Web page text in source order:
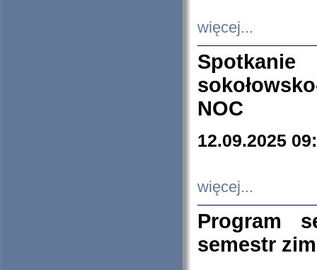
więcej...
NOC
12.09.2025
więcej...
Program
semestr